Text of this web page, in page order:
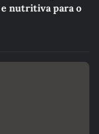
nutritiva para o